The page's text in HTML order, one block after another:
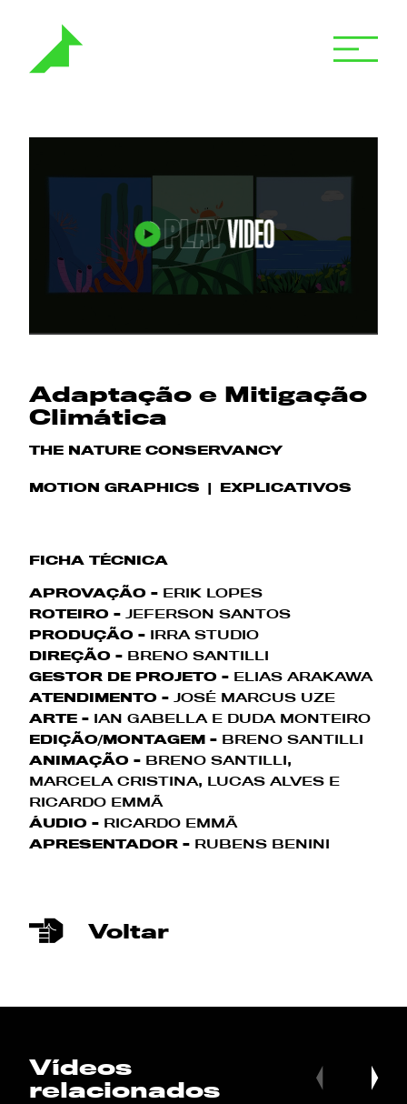
Adaptação e Mitigação
Climática
THE NATURE CONSERVANCY
MOTION GRAPHICS EXPLICATIVOS
FICHA TÉCNICA
APROVAÇÃO - ERIK LOPES
ROTEIRO -JEFERSON SANTOS
PRODUÇÃO - IRRA STUDIO
DIREÇÃO - BRENO SANTILLI
GESTOR DE PROJETO - ELIAS ARAKAWA
ATENDIMENTO -JOSÉ MARCUS UZE
ARTE - IAN GABELLA E DUDA MONTEIRO
EDIÇÃO/MONTAGEM - BRENO SANTILLI
ANIMAÇÃO - BRENO SANTILLI,
MARCELA CRISTINA, LUCAS ALVES E
RICARDO EMMÃ
ÁUDIO - RICARDO EMMÃ
APRESENTADOR - RUBENS BENINI
Voltar
Vídeos
relacionados